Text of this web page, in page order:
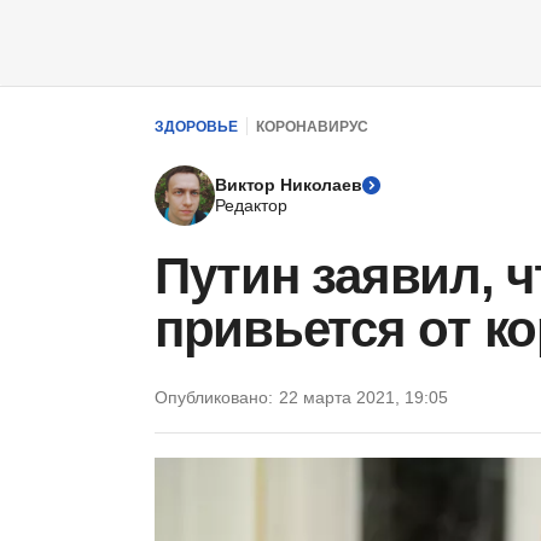
ЗДОРОВЬЕ КОРОНАВИРУС
Виктор Николаев
Редактор
Путин заявил,
привьется от
Опубликовано: 22 марта 2021, 19:05